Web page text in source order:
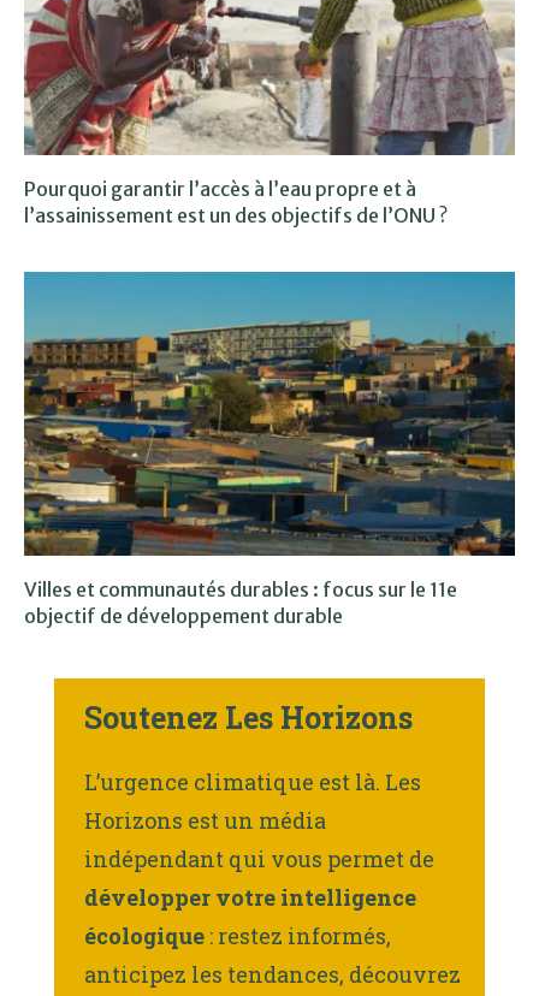
Pourquoi garantir l’accès à l’eau propre et à
l’assainissement est un des objectifs de l’ONU ?
Villes et communautés durables : focus sur le 11e
objectif de développement durable
Soutenez Les Horizons
L’urgence climatique est là. Les
Horizons est un média
indépendant qui vous permet de
développer votre intelligence
écologique : restez informés,
anticipez les tendances, découvrez